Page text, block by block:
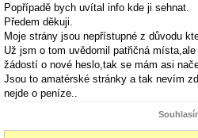
Popřípadě bych uvítal info kde ji sehnat.
Předem děkuji.
Moje strány jsou nepřístupné z důvodu
Už jsm o tom uvědomil patřičná
žádostí o nové heslo,tak se mám asi
Jsou to amatérské stránky a tak nevím
nejde o peníze..